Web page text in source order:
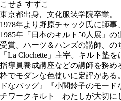
こせき すずこ
東京都出身。文化服装学院卒業。
1978年より野原チャック氏に師事
1985年「日本のキルト50人展」
受賞。ハーツ＆ハンズの講師、の
「La Clochette」主宰。キルト塾
指導員養成講座などの講師を務め
粋でモダンな色使いに定評がある
ドなバッグ』『小関鈴子のモー
チワークキルト わたしが大切に